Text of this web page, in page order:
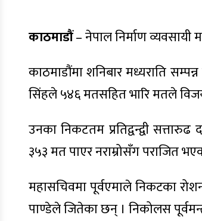
काठमाडौं– नेपाल निर्माण
काठमाडौंमा शनिबार मध्यराति
सिंहले ५४६ मतसहित भारि मतले
उनका निकटतम प्रतिद्वन्द्वी
३५३ मत पाएर नराम्रोसँग पराजित
महासचिवमा पूर्वएमाले निकटका
पाण्डेले जितेका छन् । निकोलस